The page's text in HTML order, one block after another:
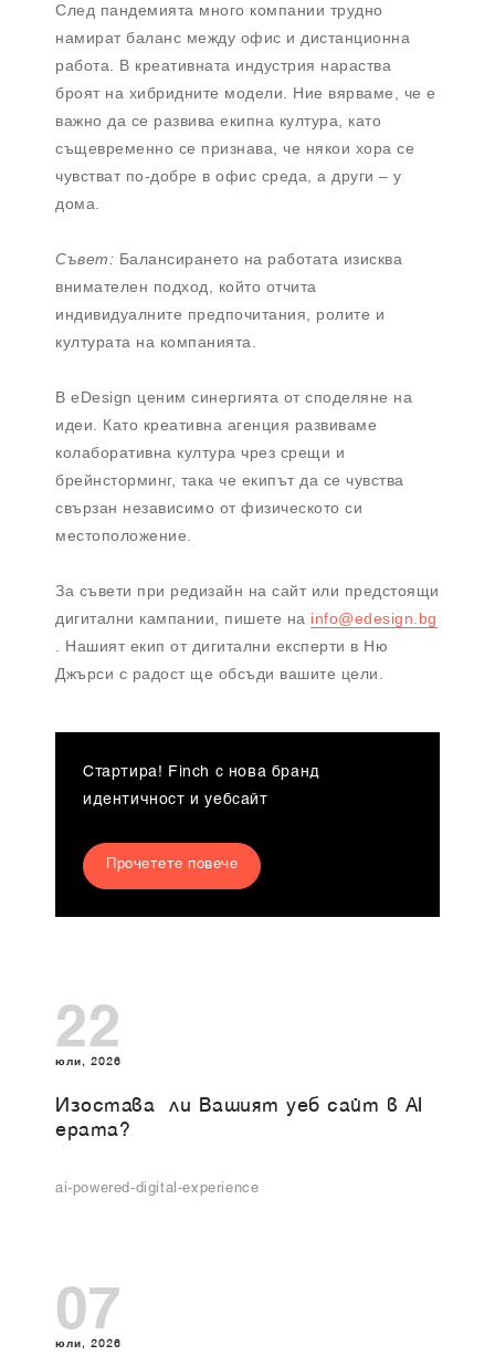
След пандемията много компании трудно
намират баланс между офис и дистанционна
работа. В креативната индустрия нараства
броят на хибридните модели. Ние вярваме, че е
важно да се развива екипна култура, като
същевременно се признава, че някои хора се
чувстват по-добре в офис среда, а други – у
дома.
Съвет: Балансирането на работата изисква
внимателен подход, който отчита
индивидуалните предпочитания, ролите и
културата на компанията.
В eDesign ценим синергията от споделяне на
идеи. Като креативна агенция развиваме
колаборативна култура чрез срещи и
брейнсторминг, така че екипът да се чувства
свързан независимо от физическото си
местоположение.
За съвети при редизайн на сайт или предстоящи
дигитални кампании, пишете на info@edesign.bg
. Нашият екип от дигитални експерти в Ню
Джърси с радост ще обсъди вашите цели.
Стартира! Finch с нова бранд
идентичност и уебсайт
Прочетете повече
22
юли, 2026
Изоставa ли Вашият уеб сайт в AI
ерата?
ai-powered-digital-experience
07
юли, 2026